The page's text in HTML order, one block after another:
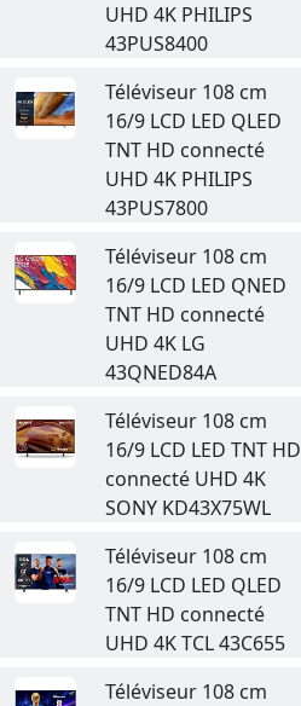
UHD 4K PHILIPS
43PUS8400
Téléviseur 108 cm
16/9 LCD LED QLED
TNT HD connecté
UHD 4K PHILIPS
43PUS7800
Téléviseur 108 cm
16/9 LCD LED QNED
TNT HD connecté
UHD 4K LG
43QNED84A
Téléviseur 108 cm
16/9 LCD LED TNT HD
connecté UHD 4K
SONY KD43X75WL
Téléviseur 108 cm
16/9 LCD LED QLED
TNT HD connecté
UHD 4K TCL 43C655
Téléviseur 108 cm